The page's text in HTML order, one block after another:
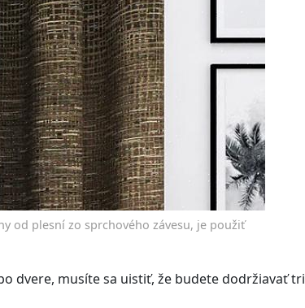
od plesní zo sprchového závesu, je použiť
dvere, musíte sa uistiť, že budete dodržiavať tri